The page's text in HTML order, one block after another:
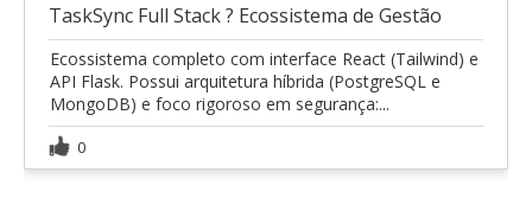
TaskSync Full Stack ? Ecossistema de Gestão
Ecossistema completo com interface React (Tailwind) e
API Flask. Possui arquitetura híbrida (PostgreSQL e
MongoDB) e foco rigoroso em segurança:...
0